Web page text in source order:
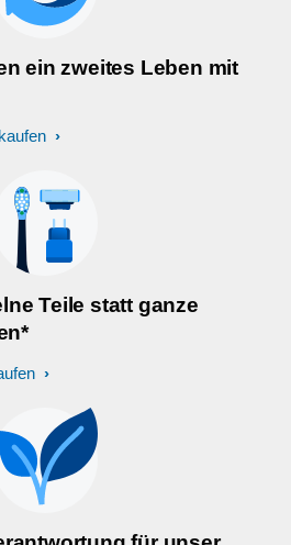
ein zweites Leben mit
Teile statt ganze